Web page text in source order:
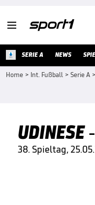

SERIE A NEWS
Home > Int. Fußball > Serie A >
UDINESE
38. Spieltag,